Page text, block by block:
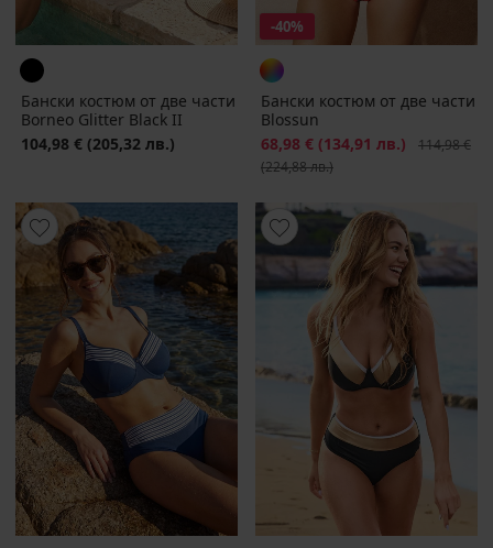
Бански костюм от две части
Borneo Glitter Black II
104,98 € (205,32 лв.)
-40%
Бански костюм от две части
Blossun
Намаление
68,98 € (134,91 лв.)
114,98 €
(224,88 лв.)